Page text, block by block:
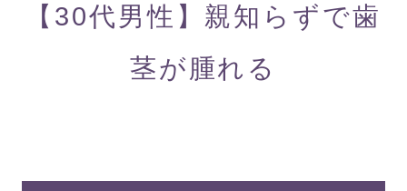
【30代男性】親知らずで歯
茎が腫れる